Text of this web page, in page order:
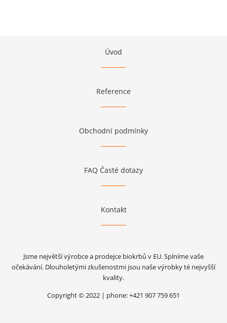
Úvod
Reference
Obchodní podmínky
FAQ Časté dotazy
Kontakt
Jsme největší výrobce a prodejce biokrbů v EU. Splníme vaše
očekávání. Dlouholetými zkušenostmi jsou naše výrobky té nejvyšší
kvality.
Copyright © 2022 | phone: +421 907 759 651